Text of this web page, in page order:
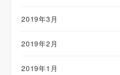
2019年3月
2019年2月
2019年1月